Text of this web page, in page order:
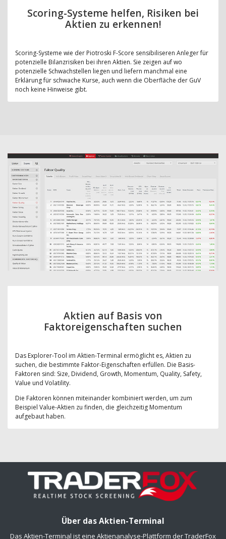
Scoring-Systeme helfen, Risiken bei
Aktien zu erkennen!
Scoring-Systeme wie der Piotroski F-Score sensibiliseren Anleger für
potenzielle Bilanzrisiken bei ihren Aktien. Sie zeigen auf wo
potenzielle Schwachstellen liegen und liefern manchmal eine
Erklärung für schwache Kurse, auch wenn die Oberfläche der GuV
noch keine Hinweise gibt.
Aktien auf Basis von
Faktoreigenschaften suchen
Das Explorer-Tool im Aktien-Terminal ermöglicht es, Aktien zu
suchen, die bestimmte Faktor-Eigenschaften erfüllen. Die Basis-
Faktoren sind: Size, Dividend, Growth, Momentum, Quality, Safety,
Value und Volatility.
Die Faktoren können miteinander kombiniert werden, um zum
Beispiel Value-Aktien zu finden, die gleichzeitig Momentum
aufgebaut haben.
Über das Aktien-Terminal
Das Aktien-Terminal ist eine Aktienanalyse-Plattform der TraderFox